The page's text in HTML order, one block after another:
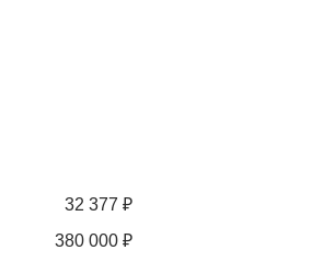
32 377 ₽
380 000 ₽